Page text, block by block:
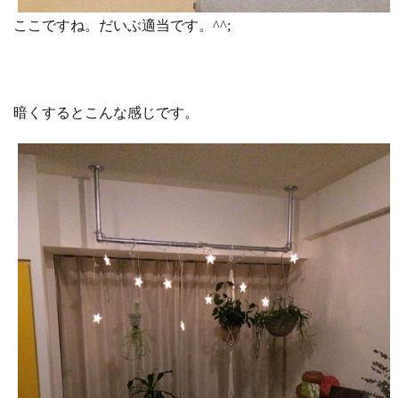
ここですね。だいぶ適当です。^^;
暗くするとこんな感じです。